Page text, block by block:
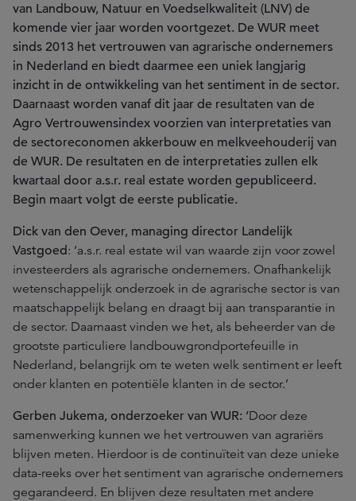
van Landbouw, Natuur en Voedselkwaliteit (LNV) de
komende vier jaar worden voortgezet. De WUR meet
sinds 2013 het vertrouwen van agrarische ondernemers
in Nederland en biedt daarmee een uniek langjarig
inzicht in de ontwikkeling van het sentiment in de sector.
Daarnaast worden vanaf dit jaar de resultaten van de
Agro Vertrouwensindex voorzien van interpretaties van
de sectoreconomen akkerbouw en melkveehouderij van
de WUR. De resultaten en de interpretaties zullen elk
kwartaal door a.s.r. real estate worden gepubliceerd.
Begin maart volgt de eerste publicatie.
Dick van den Oever, managing director Landelijk
Vastgoed: ‘a.s.r. real estate wil van waarde zijn voor zowel
investeerders als agrarische ondernemers. Onafhankelijk
wetenschappelijk onderzoek in de agrarische sector is van
maatschappelijk belang en draagt bij aan transparantie in
de sector. Daarnaast vinden we het, als beheerder van de
grootste particuliere landbouwgrondportefeuille in
Nederland, belangrijk om te weten welk sentiment er leeft
onder klanten en potentiële klanten in de sector.’
Gerben Jukema, onderzoeker van WUR: ‘Door deze
samenwerking kunnen we het vertrouwen van agrariërs
blijven meten. Hierdoor is de continuïteit van deze unieke
data-reeks over het sentiment van agrarische ondernemers
gegarandeerd. En blijven deze resultaten met andere